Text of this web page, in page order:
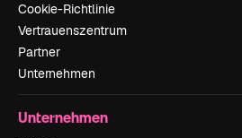
Cookie-Richtlinie
Vertrauenszentrum
Partner
Unternehmen
Unternehmen